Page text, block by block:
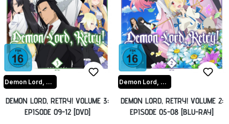
Demon Lord, Retry!
DEMON LORD, RETRY! VOLUME 3:
EPISODE 09-12 [DVD]
Demon Lord, Retry!
DEMON LORD, RETRY! VOLUME 2:
EPISODE 05-08 [BLU-RAY]